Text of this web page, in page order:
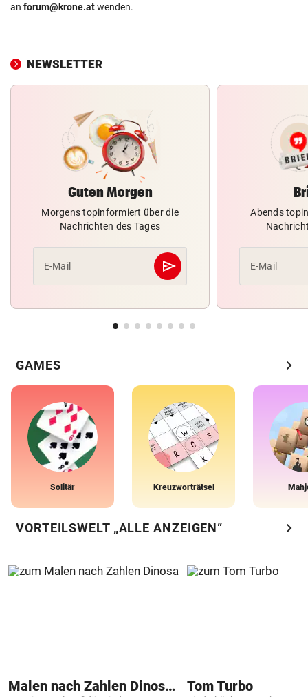
an forum@krone.atwenden.
NEWSLETTER
Guten Morgen
Morgens topinformiert über die
Nachrichten des Tages
E-Mail send
Abschicken
Abends
E-Mail
GAMES chevron_right
Solitär Kreuzworträtsel
VORTEILSWELT „ALLE ANZEIGEN“ chevron_right
Malen nach Zahlen Dinosaurier Tom Turbo